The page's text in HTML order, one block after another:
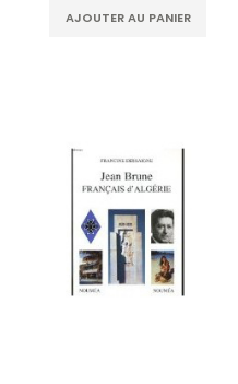
AJOUTER AU PANIER